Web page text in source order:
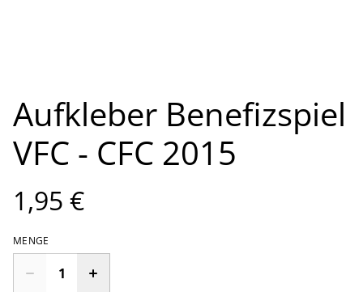
Aufkleber Benefizspiel
VFC - CFC 2015
1,95 €
MENGE